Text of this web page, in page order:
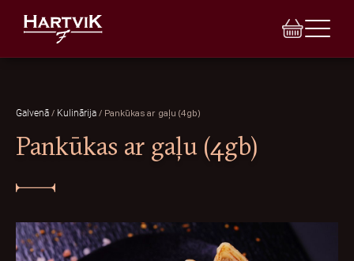
BANKETI
Galvenā / Kulinārija / Pankūkas ar gaļu (4gb)
Pankūkas ar gaļu (4gb)